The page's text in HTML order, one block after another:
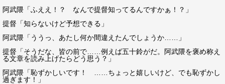
阿武隈「ふええ！？ なんで提督知ってるんですかぁ！？」
提督「知らないけど予想できる」
阿武隈「ううっ、あたし何か間違えたんでしょうか……」
提督「そうだな、皆の前で……例えば五十鈴がだ。阿武隈を褒め称え
る文章を読み上げたらどう思う？」
阿武隈「恥ずかしいです！ ……ちょっと嬉しいけど、でも恥ずかし
過ぎます！」